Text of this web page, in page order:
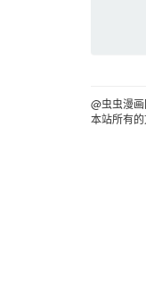
@虫虫漫
本站所有